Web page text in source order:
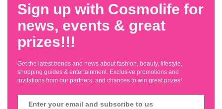
Sign up with Cosmolife for
news, events & great
prizes!!!
Get the latest trends and news about fashion, beauty, lifestyle,
shopping guides & entertainment. Exclusive promotions and
invitations from our partners, and chances to win great prizes!